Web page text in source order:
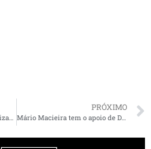
PRÓXIMO
Mário Macieira tem o apoio de Dino para vaga no Tribunal do Cade